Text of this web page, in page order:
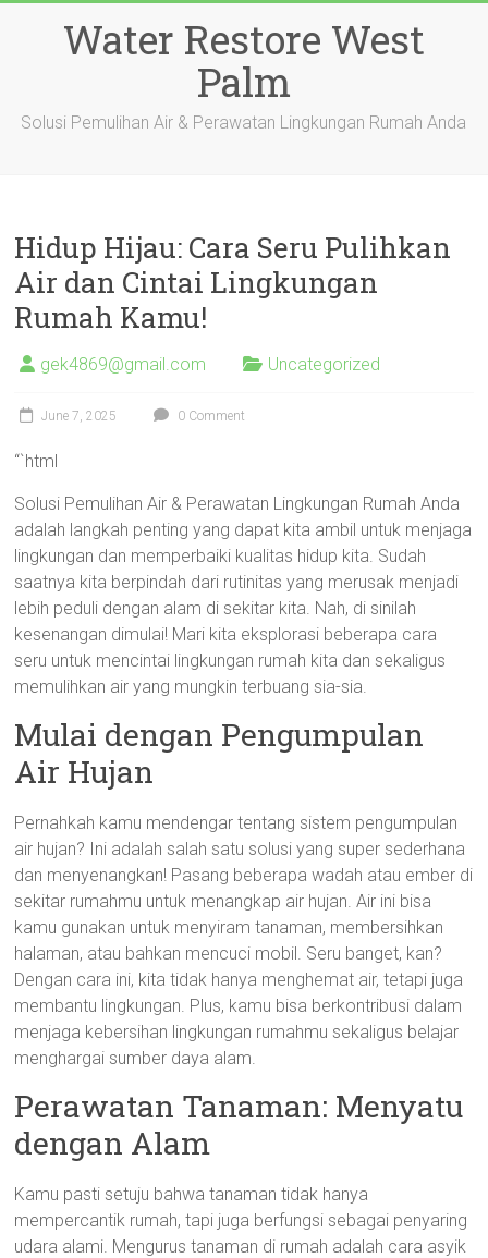
Water Restore West
Palm
Solusi Pemulihan Air & Perawatan Lingkungan Rumah Anda
Hidup Hijau: Cara Seru Pulihkan
Air dan Cintai Lingkungan
Rumah Kamu!
gek4869@gmail.com Uncategorized
June 7, 2025 0 Comment
“`html
Solusi Pemulihan Air & Perawatan Lingkungan Rumah Anda
adalah langkah penting yang dapat kita ambil untuk menjaga
lingkungan dan memperbaiki kualitas hidup kita. Sudah
saatnya kita berpindah dari rutinitas yang merusak menjadi
lebih peduli dengan alam di sekitar kita. Nah, di sinilah
kesenangan dimulai! Mari kita eksplorasi beberapa cara
seru untuk mencintai lingkungan rumah kita dan sekaligus
memulihkan air yang mungkin terbuang sia-sia.
Mulai dengan Pengumpulan
Air Hujan
Pernahkah kamu mendengar tentang sistem pengumpulan
air hujan? Ini adalah salah satu solusi yang super sederhana
dan menyenangkan! Pasang beberapa wadah atau ember di
sekitar rumahmu untuk menangkap air hujan. Air ini bisa
kamu gunakan untuk menyiram tanaman, membersihkan
halaman, atau bahkan mencuci mobil. Seru banget, kan?
Dengan cara ini, kita tidak hanya menghemat air, tetapi juga
membantu lingkungan. Plus, kamu bisa berkontribusi dalam
menjaga kebersihan lingkungan rumahmu sekaligus belajar
menghargai sumber daya alam.
Perawatan Tanaman: Menyatu
dengan Alam
Kamu pasti setuju bahwa tanaman tidak hanya
mempercantik rumah, tapi juga berfungsi sebagai penyaring
udara alami. Mengurus tanaman di rumah adalah cara asyik